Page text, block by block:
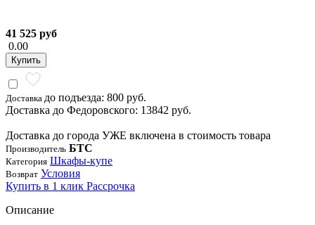
41 525 руб
0.00
Купить
Доставка до подъезда: 800 руб.
Доставка до Федоровского: 13842 руб.
Доставка до города УЖЕ включена в стоимость товара
Производитель БТС
Категория Шкафы-купе
Возврат Условия
Купить в 1 клик Рассрочка
Описание